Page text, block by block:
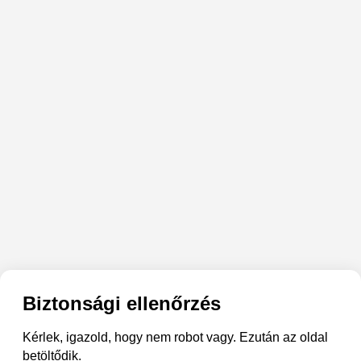
Biztonsági ellenőrzés
Kérlek, igazold, hogy nem robot vagy. Ezután az oldal
betöltődik.